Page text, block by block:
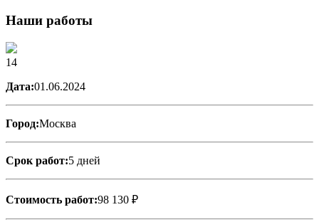
Наши работы
14
Дата:01.06.2024
Город:Москва
Срок работ:5 дней
Стоимость работ:98 130 ₽